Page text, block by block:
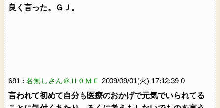
良く言った。ＧＪ。
681 : 名無しさん＠ＨＯＭＥ 2009/09/01(火) 17:12:39 0
言われて初めて自分も医療のおかげで元気でいられてる